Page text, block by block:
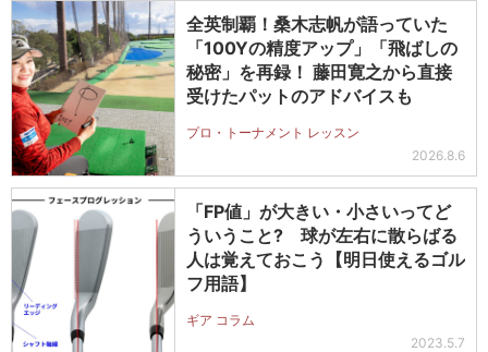
全英制覇！桑木志帆が語っていた
「100Yの精度アップ」「飛ばしの
秘密」を再録！ 藤田寛之から直接
受けたパットのアドバイスも
プロ・トーナメント レッスン
2026.8.6
「FP値」が大きい・小さいってど
ういうこと? 球が左右に散らばる
人は覚えておこう【明日使えるゴル
フ用語】
ギア コラム
2023.5.7